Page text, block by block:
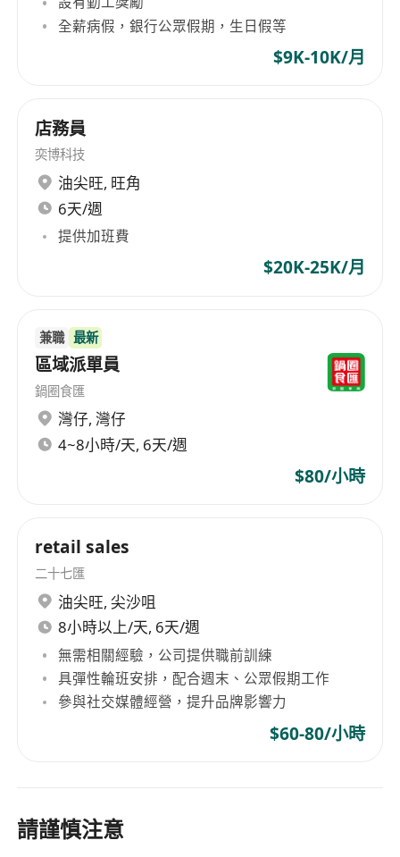
全薪病假，銀行公眾假期，生日假等
$9K-10K/月
店務員
奕博科技
油尖旺, 旺角
6天/週
提供加班費
$20K-25K/月
兼職 最新
區域派單員
鍋圈食匯
灣仔, 灣仔
4~8小時/天, 6天/週
$80/小時
retail sales
二十七匯
油尖旺, 尖沙咀
8小時以上/天, 6天/週
無需相關經驗，公司提供職前訓練
具彈性輪班安排，配合週末、公眾假期工作
參與社交媒體經營，提升品牌影響力
$60-80/小時
請謹慎注意